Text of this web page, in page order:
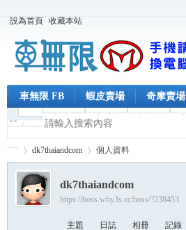
設為首頁 收藏本站
車無限 FB 蝦皮賣場 奇摩賣場
›
dk7thaiandcom 個人資料
dk7thaiandcom
https://boss.why3s.cc/boss/?238453
主題 日誌 相冊 記錄